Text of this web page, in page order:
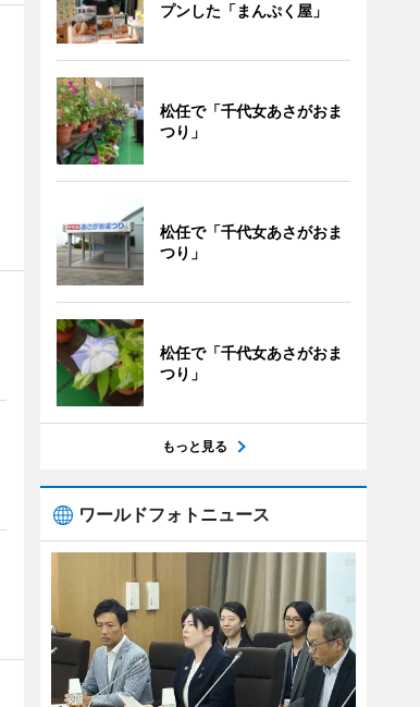
プンした「まんぷく屋」
松任で「千代女あさがおま
つり」
松任で「千代女あさがおま
つり」
松任で「千代女あさがおま
つり」
もっと見る
ワールドフォトニュース